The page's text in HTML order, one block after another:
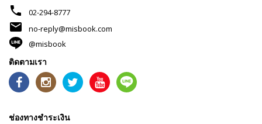
phone 02-294-8777
mail
no-reply@misbook.com
@misbook
ติดตามเรา
ช่องทางชำระเงิน